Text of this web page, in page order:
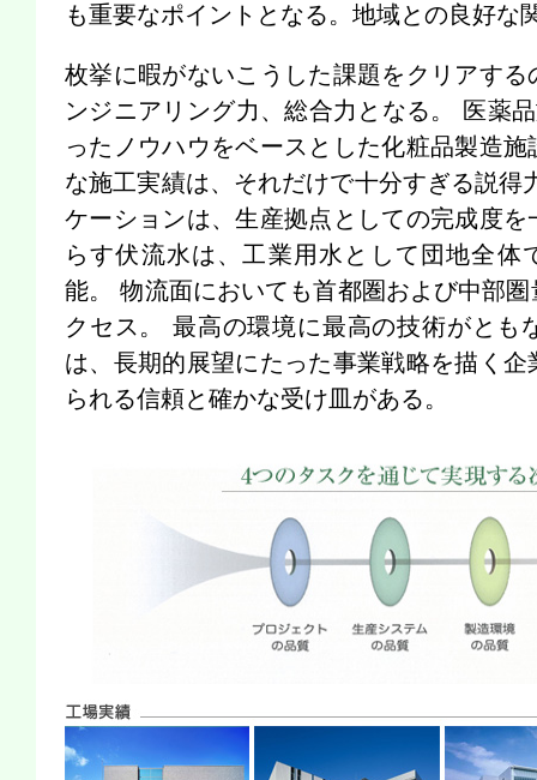
も重要なポイントとなる。地域との良好な
枚挙に暇がないこうした課題をクリアす
ンジニアリング力、総合力となる。 医薬
ったノウハウをベースとした化粧品製造
な施工実績は、それだけで十分すぎる説得
ケーションは、生産拠点としての完成度
らす伏流水は、工業用水として団地全体
能。 物流面においても首都圏および中部
クセス。 最高の環境に最高の技術がとも
は、長期的展望にたった事業戦略を描く
られる信頼と確かな受け皿がある。